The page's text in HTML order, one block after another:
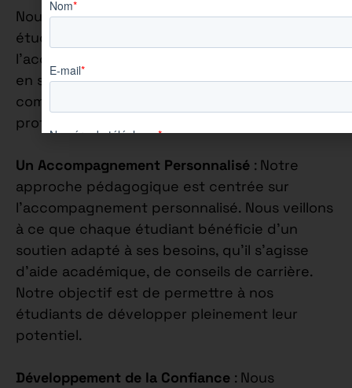
Nous nous engageons à accompagner chaque
étudiant de manière individuelle, en mettant
l’accent sur la construction de leur confiance
en soi et sur l’épanouissement de leurs
compétences personnelles et
professionnelles.
Un Accompagnement Personnalisé : Notre
approche pédagogique est centrée sur
l’accompagnement personnalisé. Nous veillons
à ce que chaque étudiant bénéficie d’un
soutien adapté à ses besoins, qu’il s’agisse
d’aide académique, de conseils de carrière.
Notre objectif est de permettre à nos
étudiants de développer pleinement leur
potentiel.
Développement de la Confiance : Nous